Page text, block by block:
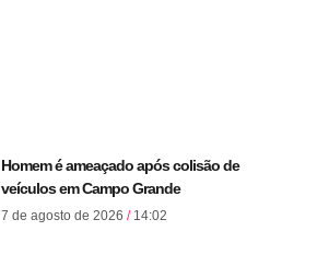
Homem é ameaçado após colisão de
veículos em Campo Grande
7 de agosto de 2026 14:02